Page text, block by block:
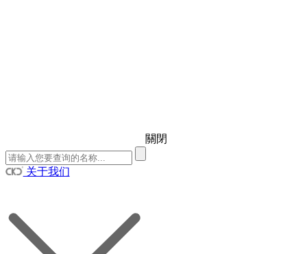
關閉
关于我们